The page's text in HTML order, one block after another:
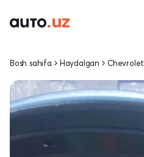
Bosh sahifa Haydalgan Chevrolet